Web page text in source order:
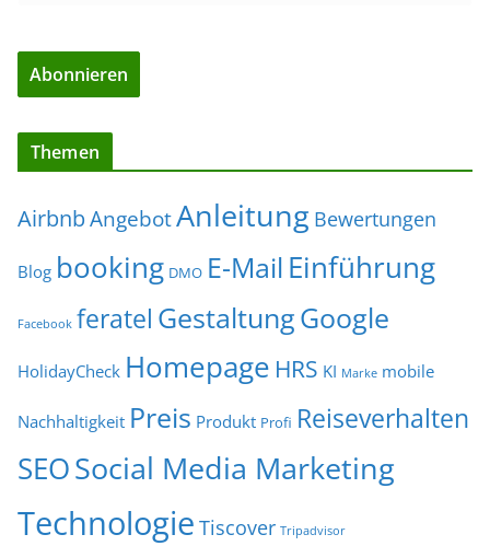
Themen
AirbnbAngebotAnleitung Bewertungen
Blog booking DMO E-Mail Einführung
Facebook feratel GestaltungGoogle
HolidayCheck Homepage HRS KI Marke mobile
Nachhaltigkeit Preis Produkt Profi Reiseverhalten
SEOSocial Media Marketing
Technologie Tiscover Tripadvisor